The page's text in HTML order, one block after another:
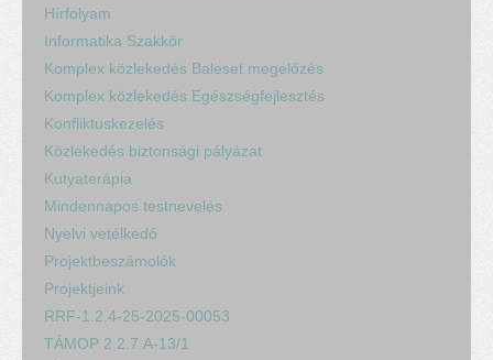
Hírfolyam
Informatika Szakkör
Komplex közlekedés Baleset megelőzés
Komplex közlekedés Egészségfejlesztés
Konfliktuskezelés
Közlekedés biztonsági pályázat
Kutyaterápia
Mindennapos testnevelés
Nyelvi vetélkedő
Projektbeszámolók
Projektjeink
RRF-1.2.4-25-2025-00053
TÁMOP 2.2.7.A-13/1